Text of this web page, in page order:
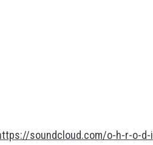
soundcloud.com/o-h-r-o-d-i